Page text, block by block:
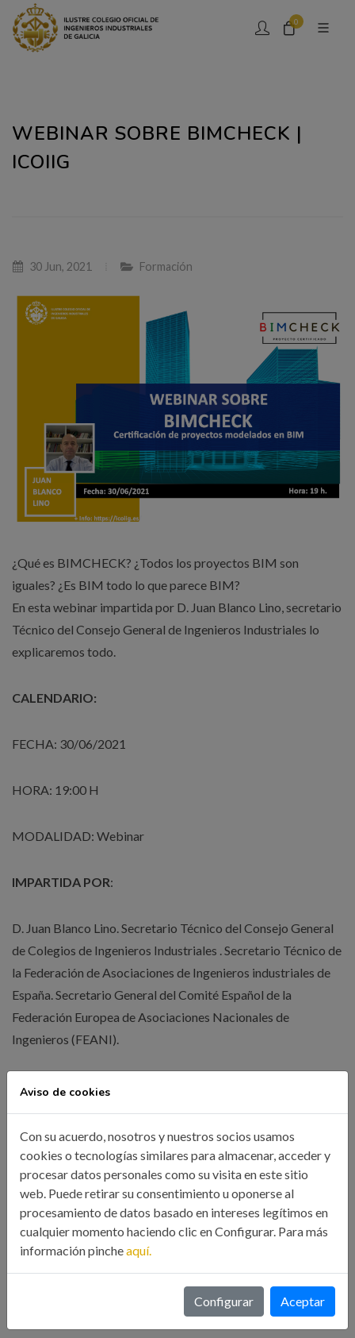
0
WEBINAR SOBRE BIMCHECK |
ICOIIG
30 Jun, 2021 Formación
¿Qué es BIMCHECK? ¿Todos los proyectos BIM son
iguales? ¿Es BIM todo lo que parece BIM?
En esta webinar impartida por D. Juan Blanco Lino, secretario
Técnico del Consejo General de Ingenieros Industriales lo
explicaremos todo.
CALENDARIO:
FECHA: 30/06/2021
HORA: 19:00 H
MODALIDAD: Webinar
IMPARTIDA POR:
D. Juan Blanco Lino. Secretario Técnico del Consejo General
de Colegios de Ingenieros Industriales . Secretario Técnico de
la Federación de Asociaciones de Ingenieros industriales de
España. Secretario General del Comité Español de la
Federación Europea de Asociaciones Nacionales de
Ingenieros (FEANI).
INSCRIPCIONES
Plazas limitadas asignadas por riguroso orden de inscripción
El ICOIIG se reserva el derecho a la anulación en caso de no
alcanzar un mínimo de asistentes.
Para más información sobre esta webinar y otros eventos,
consultar la página Web del Colegio
www.icoiig.es
Organizado por el Ilustre Colegio Oficial de Ingenieros
Industriales de Galicia
Aviso de cookies
Con su acuerdo, nosotros y nuestros socios usamos
cookies o tecnologías similares para almacenar, acceder y
procesar datos personales como su visita en este sitio
web. Puede retirar su consentimiento u oponerse al
procesamiento de datos basado en intereses legítimos en
cualquier momento haciendo clic en Configurar. Para más
información pincheaquí.
Configurar Aceptar